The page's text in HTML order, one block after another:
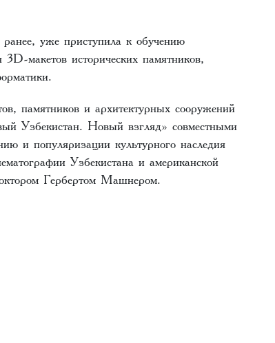
уже приступила к обучению
3D-макетов исторических памятников,
памятников и архитектурных сооружений
Узбекистан. Новый взгляд» совместными
и популяризации культурного наследия
Узбекистана и американской
Гербертом Машнером.